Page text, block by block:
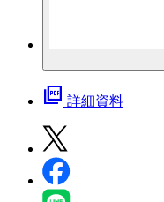
picture_as_pdf 詳細資料